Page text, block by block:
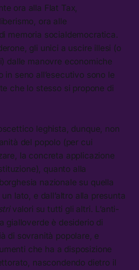
ora alla Flat Tax,
ora alle
memoria socialdemocratica.
gli unici a uscire illesi (o
dalle manovre economiche
in seno all’esecutivo sono le
che lo stesso si propone di
leghista, dunque, non
del popolo (per cui
la concreta applicazione
quanto alla
nazionale su quella
lato, e dall’altro alla presunta
valori su tutti gli altri. L’anti-
gialloverde è desiderio di
di sovranità popolare, e
che ha a disposizione
nascondendo dietro il